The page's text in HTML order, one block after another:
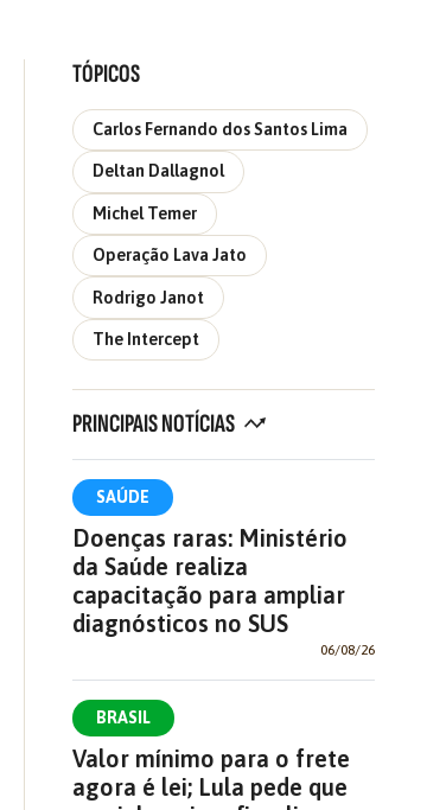
TÓPICOS
Carlos Fernando dos Santos Lima
Deltan Dallagnol
Michel Temer
Operação Lava Jato
Rodrigo Janot
The Intercept
PRINCIPAIS NOTÍCIAS
SAÚDE
Doenças raras: Ministério
da Saúde realiza
capacitação para ampliar
diagnósticos no SUS
06/08/26
BRASIL
Valor mínimo para o frete
agora é lei; Lula pede que